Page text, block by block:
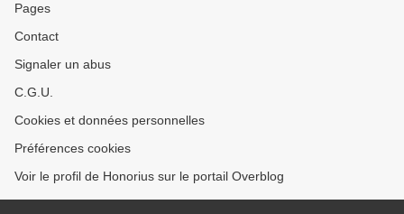
Pages
Contact
Signaler un abus
C.G.U.
Cookies et données personnelles
Préférences cookies
Voir le profil de Honorius sur le portail Overblog